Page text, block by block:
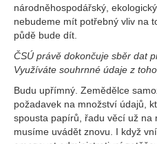
národněhospodářský,
nebudeme mít potřebný vliv na
půdě bude dít.
ČSÚ právě dokončuje sběr dat
Využíváte souhrnné údaje z
Budu upřímný. Zemědělce
požadavek na množství údajů,
spousta papírů, řadu věcí už na
musíme uvádět znovu. I když